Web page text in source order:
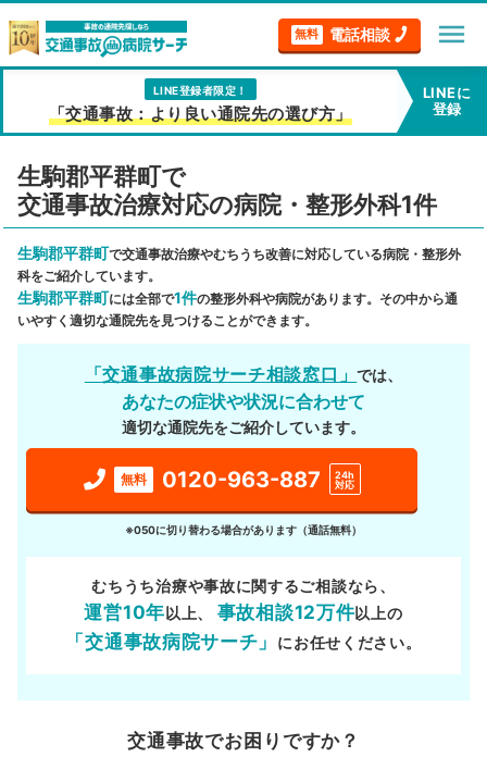
無料 電話相談 menu
LINE登録者限定！
「交通事故：より良い通院先の選び方」
LINEに
登録
生駒郡平群町で
交通事故治療対応の病院・整形外科1件
生駒郡平群町で交通事故治療やむちうち改善に対応している病院・整形外
科をご紹介しています。
生駒郡平群町には全部で1件の整形外科や病院があります。その中から通
いやすく適切な通院先を見つけることができます。
「交通事故病院サーチ相談窓口」では、
あなたの症状や状況に合わせて
適切な通院先をご紹介しています。
無料 0120-963-887
24h
対応
※050に切り替わる場合があります（通話無料）
むちうち治療や事故に関するご相談なら、
運営10年以上、 事故相談12万件以上の
「交通事故病院サーチ」 にお任せください。
交通事故でお困りですか？